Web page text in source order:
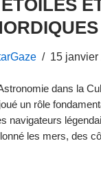
15 janvier
dans la
un rôle
navigateurs
les mers, des